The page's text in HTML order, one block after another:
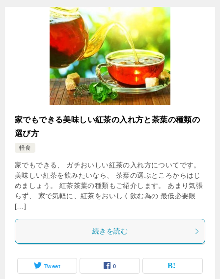
家でもできる美味しい紅茶の入れ方と茶葉の種類の
選び方
軽食
家でもできる、 ガチおいしい紅茶の入れ方についてです。
美味しい紅茶を飲みたいなら、 茶葉の選ぶところからはじ
めましょう。 紅茶茶葉の種類もご紹介します。 あまり気張
らず、 家で気軽に、紅茶をおいしく飲む為の 最低必要限
[…]
続きを読む
Tweet 0